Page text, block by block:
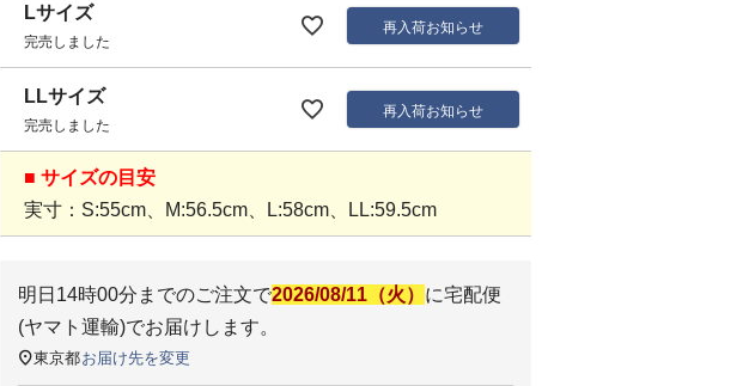
Lサイズ
完売しました
再入荷お知らせ
LLサイズ
完売しました
再入荷お知らせ
■ サイズの目安
実寸：S:55cm、M:56.5cm、L:58cm、LL:59.5cm
明日 14時00分 までのご注文で2026/08/11（火） に宅配便
(ヤマト運輸)でお届けします。
東京都お届け先を変更